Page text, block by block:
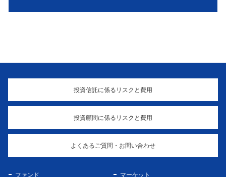
投資信託に係るリスクと費用
投資顧問に係るリスクと費用
よくあるご質問・お問い合わせ
ファンド マーケット